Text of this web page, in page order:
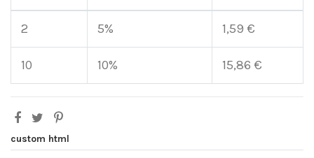
2 5% 1,59 €
10 10% 15,86 €
custom html